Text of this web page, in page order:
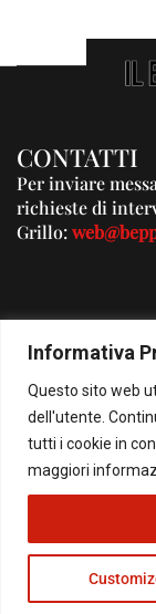
Informativa
Questo sito web
dell'utente.
tutti i cookie in
maggiori
CONTATTI
Per inviare
richieste di
Grillo:
© Copyright 2026 - Il